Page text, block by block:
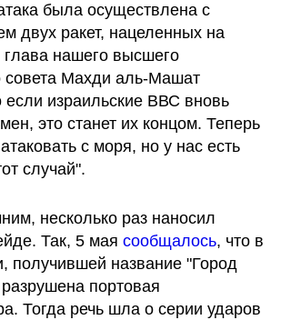
была осуществлена ​​с
двух ракет, нацеленных на
нашего высшего
совета Махди аль-Машат
если израильские ВВС вновь
это станет их концом. Теперь
с моря, но у нас есть
случай".
несколько раз наносил
Так, 5 мая сообщалось, что в
получившей название "Город
портовая
Тогда речь шла о серии ударов